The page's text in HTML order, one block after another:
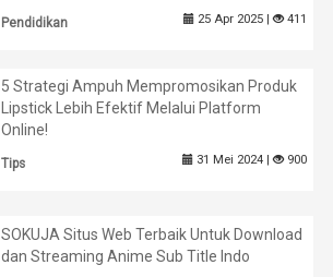
Pendidikan 25 Apr 2025 | 411
5 Strategi Ampuh Mempromosikan Produk
Lipstick Lebih Efektif Melalui Platform
Online!
Tips 31 Mei 2024 | 900
SOKUJA Situs Web Terbaik Untuk Download
dan Streaming Anime Sub Title Indo